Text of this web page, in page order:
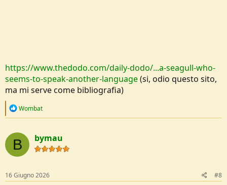
https://www.thedodo.com/daily-dodo/...a-seagull-who-
seems-to-speak-another-language(si, odio questo sito,
ma mi serve come bibliografia)
R
c
t
i
o
s
:
Wombat
B bymau
16 Giugno 2026 #8